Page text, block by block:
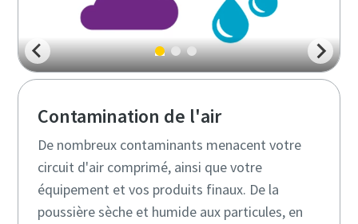
Contamination de l'air
De nombreux contaminants menacent votre
circuit d'air comprimé, ainsi que votre
équipement et vos produits finaux. De la
poussière sèche et humide aux particules, en